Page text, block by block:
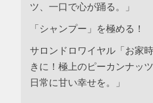
ツ、一口で心が踊る。」
「シャンプー」を極める！
サロンドロワイヤル「お家
きに！極上のピーカンナッ
日常に甘い幸せを。」